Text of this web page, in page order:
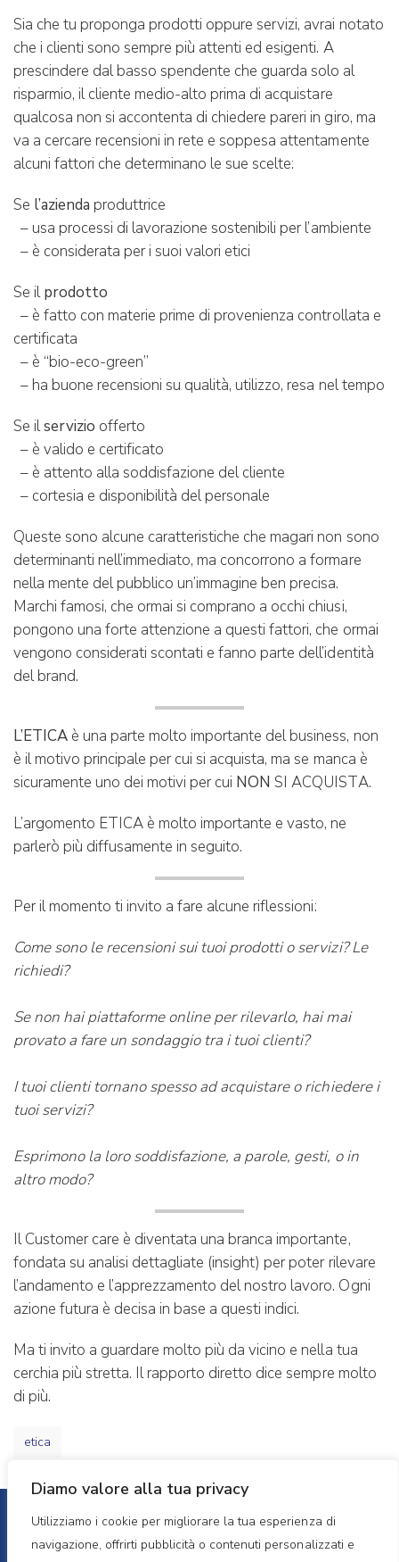
Diamo valore alla tua privacy
Utilizziamo i cookie per migliorare la tua esperienza di
navigazione, offrirti pubblicità o contenuti personalizzati e
Sia che tu proponga prodotti oppure servizi, avrai notato
che i clienti sono sempre più attenti ed esigenti. A
prescindere dal basso spendente che guarda solo al
risparmio, il cliente medio-alto prima di acquistare
qualcosa non si accontenta di chiedere pareri in giro, ma
va a cercare recensioni in rete e soppesa attentamente
alcuni fattori che determinano le sue scelte:
Se l’azienda produttrice
– usa processi di lavorazione sostenibili per l’ambiente
– è considerata per i suoi valori etici
Se ilprodotto
– è fatto con materie prime di provenienza controllata e
certificata
– è “bio-eco-green”
– ha buone recensioni su qualità, utilizzo, resa nel tempo
Se ilservizio offerto
– è valido e certificato
– è attento alla soddisfazione del cliente
– cortesia e disponibilità del personale
Queste sono alcune caratteristiche che magari non sono
determinanti nell’immediato, ma concorrono a formare
nella mente del pubblico un’immagine ben precisa.
Marchi famosi, che ormai si comprano a occhi chiusi,
pongono una forte attenzione a questi fattori, che ormai
vengono considerati scontati e fanno parte dell’identità
del brand.
L’ETICA è una parte molto importante del business, non
è il motivo principale per cui si acquista, ma se manca è
sicuramente uno dei motivi per cui NON SI ACQUISTA.
L’argomento ETICA è molto importante e vasto, ne
parlerò più diffusamente in seguito.
Per il momento ti invito a fare alcune riflessioni:
Come sono le recensioni sui tuoi prodotti o servizi? Le
richiedi?
Se non hai piattaforme online per rilevarlo, hai mai
provato a fare un sondaggio tra i tuoi clienti?
I tuoi clienti tornano spesso ad acquistare o richiedere i
tuoi servizi?
Esprimono la loro soddisfazione, a parole, gesti, o in
altro modo?
Il Customer care è diventata una branca importante,
fondata su analisi dettagliate (insight) per poter rilevare
l’andamento e l’apprezzamento del nostro lavoro. Ogni
azione futura è decisa in base a questi indici.
Ma ti invito a guardare molto più da vicino e nella tua
cerchia più stretta. Il rapporto diretto dice sempre molto
di più.
etica
Copyright 2023EMANUELA TERRENZI, All Rights
Reserved.Powered by QUIK.ONLINE